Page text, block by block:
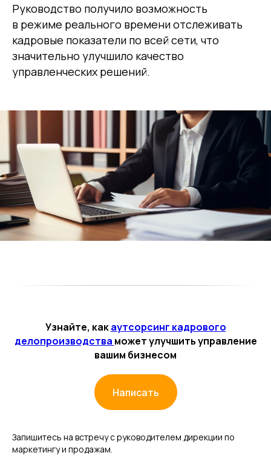
Руководство получило возможность
в режиме реального времени отслеживать
кадровые показатели по всей сети, что
значительно улучшило качество
управленческих решений.
Узнайте, какаутсорсинг кадрового
делопроизводства может улучшить управление
вашим бизнесом
Написать
Запишитесь на встречу с руководителем дирекции по
маркетингу и продажам.